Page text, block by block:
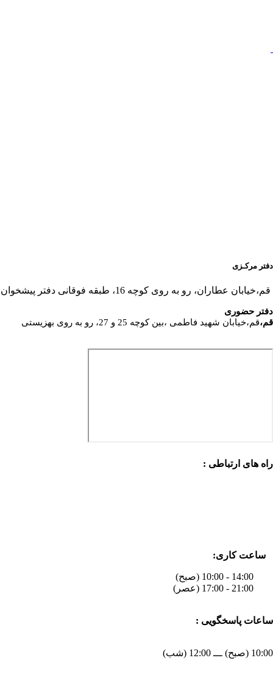
دفتر مرکـزی
قم،خیابان عطاران، رو به روی کوچه 16، طبقه فوقانی دفتر پیشخوان
دفتر حضوری
قم،قم،خیابان شهید فاطمی ،بین کوچه 25 و 27، رو به روی بهزیستی
راه های ارتباطی :
ساعت کاری:
ساعات پاسخگویی :
10:00 (صبح) ـــ 12:00 (شب)